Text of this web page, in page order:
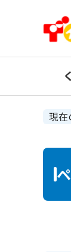
の
頭
現在
本